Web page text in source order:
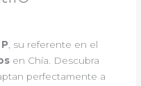
, su referente en el
en Chía. Descubra
perfectamente a